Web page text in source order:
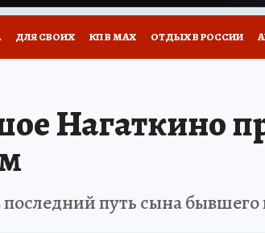
ДЛЯ СВОИХ КП В МАХ ОТДЫХ В РОССИИ
Нагаткино
путь сына бывшего